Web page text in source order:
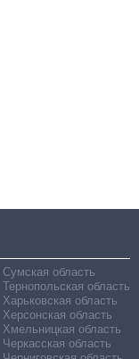
Сумская область
Тернопольская область
Харьковская область
Херсонская область
Хмельницкая область
Черкасская область